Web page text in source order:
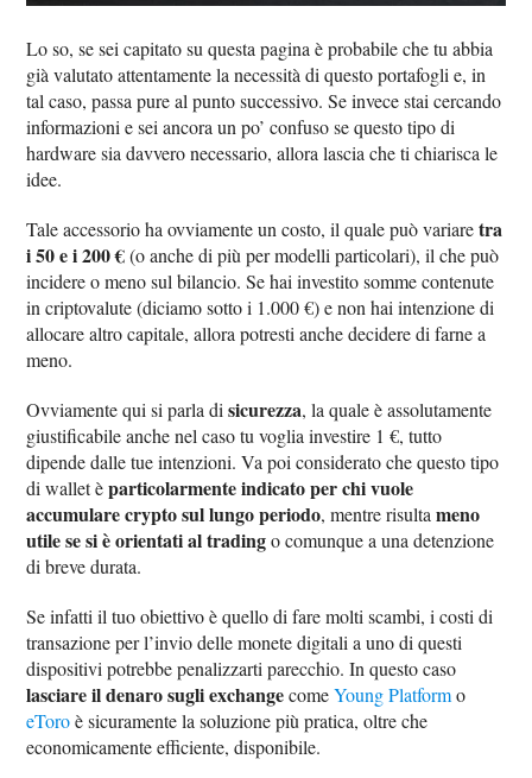
Lo so, se sei capitato su questa pagina è probabile che tu abbia
già valutato attentamente la necessità di questo portafogli e, in
tal caso, passa pure al punto successivo. Se invece stai cercando
informazioni e sei ancora un po’ confuso se questo tipo di
hardware sia davvero necessario, allora lascia che ti chiarisca le
idee.
Tale accessorio ha ovviamente un costo, il quale può variaretra
i 50 e i 200 €(o anche di più per modelli particolari), il che può
incidere o meno sul bilancio. Se hai investito somme contenute
in criptovalute (diciamo sotto i 1.000 €) e non hai intenzione di
allocare altro capitale, allora potresti anche decidere di farne a
meno.
Ovviamente qui si parla disicurezza, la quale è assolutamente
giustificabile anche nel caso tu voglia investire 1 €, tutto
dipende dalle tue intenzioni. Va poi considerato che questo tipo
di wallet èparticolarmente indicato per chi vuole
accumulare crypto sul lungo periodo, mentre risultameno
utile se si è orientati al tradingo comunque a una detenzione
di breve durata.
Se infatti il tuo obiettivo è quello di fare molti scambi, i costi di
transazione per l’invio delle monete digitali a uno di questi
dispositivi potrebbe penalizzarti parecchio. In questo caso
lasciare il denaro sugli exchangecomeYoung Platformo
eToroè sicuramente la soluzione più pratica, oltre che
economicamente efficiente, disponibile.